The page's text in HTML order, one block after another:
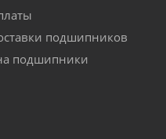
подшипников
подшипники